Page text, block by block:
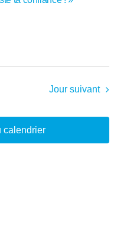
Jour suivant
calendrier